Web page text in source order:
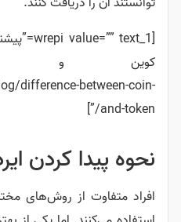
کوین و
difference-between-coin-
and-token/”]
نحوه پیدا کردن
افراد متفاوت از روش‌های